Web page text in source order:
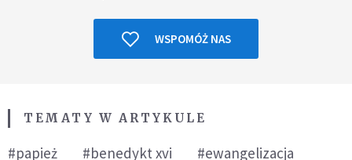
WSPOMÓŻ NAS
TEMATY W ARTYKULE
#papież #benedykt xvi
#ewangelizacja